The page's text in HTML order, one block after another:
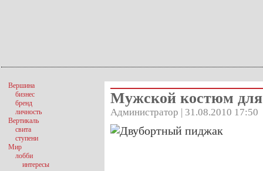
Мужской костюм
Администратор | 31.08.2010 17:50
Вершина
бизнес
бренд
личность
Вертикаль
свита
ступени
Мир
лобби
интересы